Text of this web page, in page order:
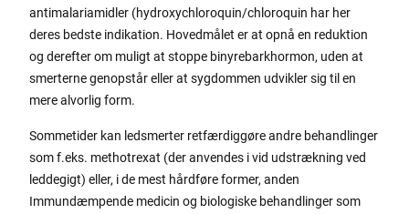
antimalariamidler (hydroxychloroquin/chloroquin har her
deres bedste indikation. Hovedmålet er at opnå en reduktion
og derefter om muligt at stoppe binyrebarkhormon, uden at
smerterne genopstår eller at sygdommen udvikler sig til en
mere alvorlig form.
Sommetider kan ledsmerter retfærdiggøre andre behandlinger
som f.eks. methotrexat (der anvendes i vid udstrækning ved
leddegigt) eller, i de mest hårdføre former, anden
Immundæmpende medicin og biologiske behandlinger som